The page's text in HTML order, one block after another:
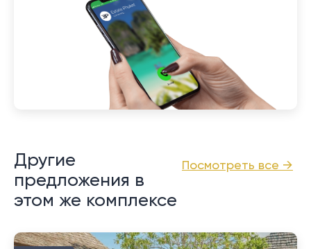
Посмотреть все →
Другие
предложения в
этом же комплексе